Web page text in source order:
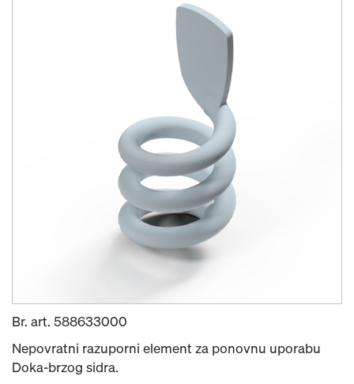
Br. art. 588633000
Nepovratni razuporni element za ponovnu uporabu
Doka-brzog sidra.